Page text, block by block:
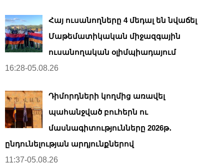
Հայ ուսանողները 4 մեդալ են նվաճել
Մաթեմատիկական միջազգային
ուսանողական օլիմպիադայում
16:28-05.08.26
Դիմորդների կողմից առավել
պահանջված բուհերն ու
մասնագիտությունները 2026թ․
ընդունելության արդյունքներով
11:37-05.08.26